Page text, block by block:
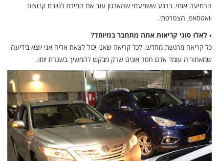
הרתיעה אותי. ברגע ששמעתי שהארגון עזב את המירס לטובת קבוצות
וואטסאפ, הצטרפתי.
▪ לאלו סוגי קריאות אתה מתחבר במיוחד?
כל קריאה מרגשת מחדש. לכל קריאה שאני יכול לצאת אליה אני יוצא בידיעה
שמאחוריה עומד אדם חסר אונים שרק מבקש להמשיך בשגרת יומו.